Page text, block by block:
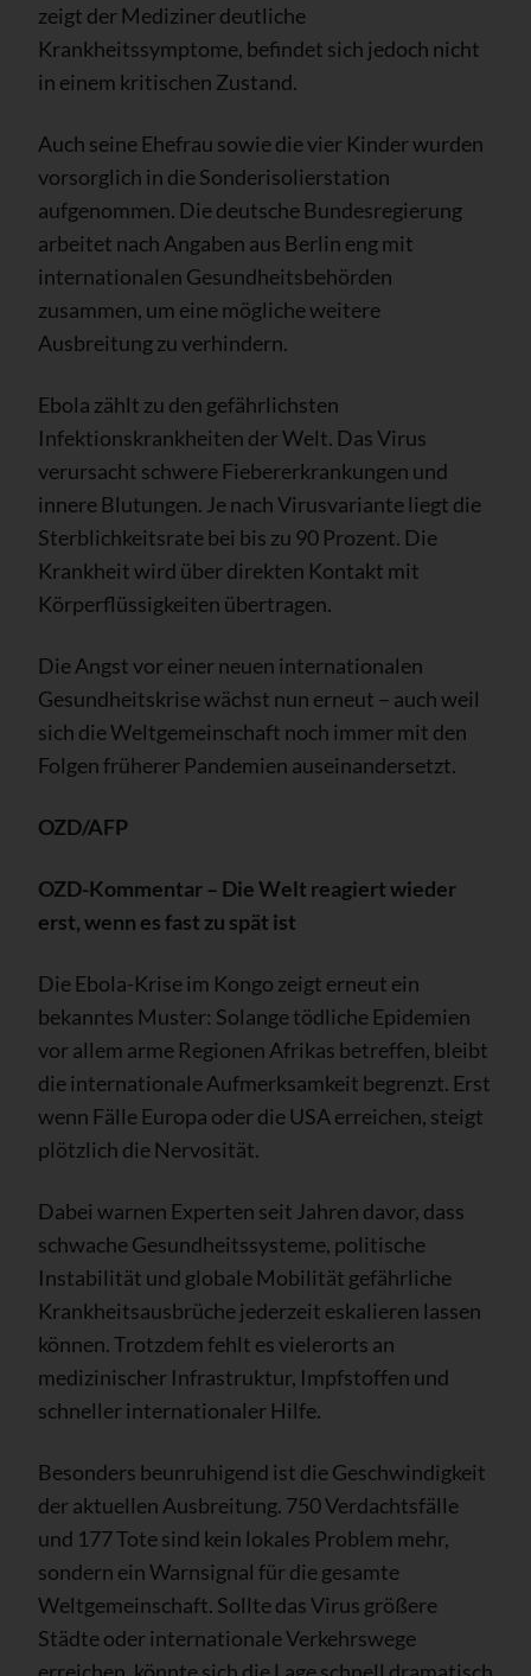
zeigt der Mediziner deutliche
Krankheitssymptome, befindet sich jedoch nicht
in einem kritischen Zustand.
Auch seine Ehefrau sowie die vier Kinder wurden
vorsorglich in die Sonderisolierstation
aufgenommen. Die deutsche Bundesregierung
arbeitet nach Angaben aus Berlin eng mit
internationalen Gesundheitsbehörden
zusammen, um eine mögliche weitere
Ausbreitung zu verhindern.
Ebola zählt zu den gefährlichsten
Infektionskrankheiten der Welt. Das Virus
verursacht schwere Fiebererkrankungen und
innere Blutungen. Je nach Virusvariante liegt die
Sterblichkeitsrate bei bis zu 90 Prozent. Die
Krankheit wird über direkten Kontakt mit
Körperflüssigkeiten übertragen.
Die Angst vor einer neuen internationalen
Gesundheitskrise wächst nun erneut – auch weil
sich die Weltgemeinschaft noch immer mit den
Folgen früherer Pandemien auseinandersetzt.
OZD/AFP
OZD-Kommentar – Die Welt reagiert wieder
erst, wenn es fast zu spät ist
Die Ebola-Krise im Kongo zeigt erneut ein
bekanntes Muster: Solange tödliche Epidemien
vor allem arme Regionen Afrikas betreffen, bleibt
die internationale Aufmerksamkeit begrenzt. Erst
wenn Fälle Europa oder die USA erreichen, steigt
plötzlich die Nervosität.
Dabei warnen Experten seit Jahren davor, dass
schwache Gesundheitssysteme, politische
Instabilität und globale Mobilität gefährliche
Krankheitsausbrüche jederzeit eskalieren lassen
können. Trotzdem fehlt es vielerorts an
medizinischer Infrastruktur, Impfstoffen und
schneller internationaler Hilfe.
Besonders beunruhigend ist die Geschwindigkeit
der aktuellen Ausbreitung. 750 Verdachtsfälle
und 177 Tote sind kein lokales Problem mehr,
sondern ein Warnsignal für die gesamte
Weltgemeinschaft. Sollte das Virus größere
Städte oder internationale Verkehrswege